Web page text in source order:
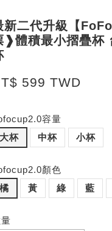
新二代升級【
❱體積最小摺疊杯
599 TWD
容量
大杯
中杯 小杯
顏色
橘
黃 綠 藍